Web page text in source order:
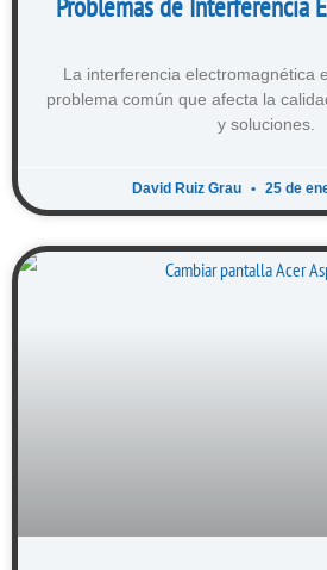
La interferencia electromagnética
problema común que afecta la
y soluciones.
David Ruiz Grau 25 de